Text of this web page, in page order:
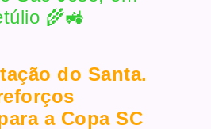
🌾🚜
do Santa.
a Copa SC